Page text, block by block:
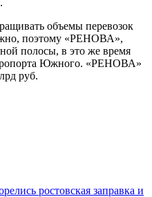
объемы перевозок
поэтому «РЕНОВА»,
полосы, в это же время
Южного. «РЕНОВА»
руб.
ростовская заправка и